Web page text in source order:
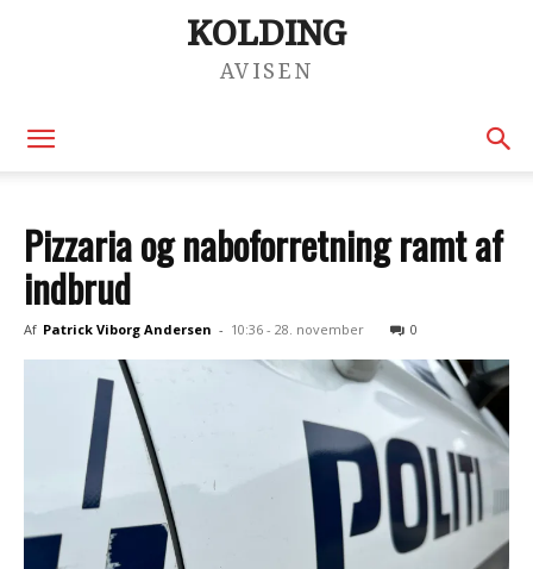
KOLDING
AVISEN
Pizzaria og naboforretning ramt af
indbrud
Af Patrick Viborg Andersen - 10:36 - 28. november 0